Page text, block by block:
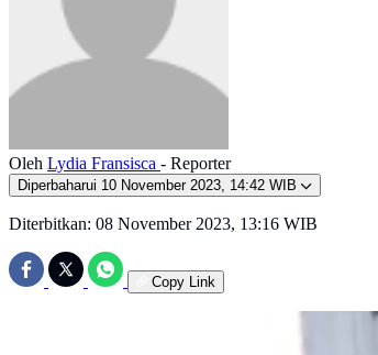
Oleh Lydia Fransisca - Reporter
Diperbaharui 10 November 2023, 14:42 WIB
Diterbitkan: 08 November 2023, 13:16 WIB
Copy Link